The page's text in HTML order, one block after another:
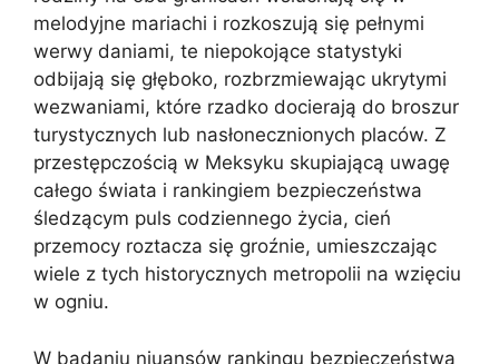
melodyjne mariachi i rozkoszują się pełnymi
werwy daniami, te niepokojące statystyki
odbijają się głęboko, rozbrzmiewając ukrytymi
wezwaniami, które rzadko docierają do broszur
turystycznych lub nasłonecznionych placów. Z
przestępczością w Meksyku skupiającą uwagę
całego świata i rankingiem bezpieczeństwa
śledzącym puls codziennego życia, cień
przemocy roztacza się groźnie, umieszczając
wiele z tych historycznych metropolii na wzięciu
w ogniu.
W badaniu niuansów rankingu bezpieczeństwa